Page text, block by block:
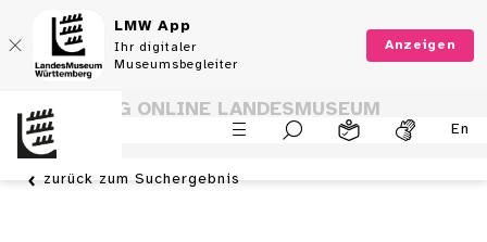
LMW App
Ihr digitaler
Museumsbegleiter
Anzeigen
En
SAMMLUNG ONLINE LANDESMUSEUM
WÜRTTEMBERG
zurück zum Suchergebnis